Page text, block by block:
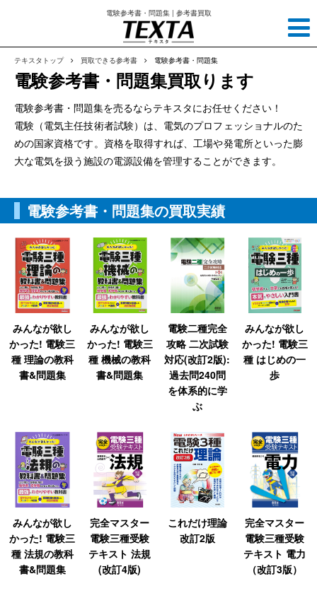
電験参考書・問題集 | 参考書買取
テキスタトップ 買取できる参考書 電験参考書・問題集
電験参考書・問題集買取ります
電験参考書・問題集を売るならテキスタにお任せください！
電験（電気主任技術者試験）は、電気のプロフェッショナルのた
めの国家資格です。資格を取得すれば、工場や発電所といった膨
大な電気を扱う施設の電源設備を管理することができます。
電験参考書・問題集の買取実績
みんなが欲し
かった! 電験三
種 理論の教科
書&問題集
みんなが欲し
かった! 電験三
種 機械の教科
書&問題集
電験二種完全
攻略 二次試験
対応(改訂2版):
過去問240問
を体系的に学
ぶ
みんなが欲し
かった! 電験三
種 はじめの一
歩
みんなが欲し
かった! 電験三
種 法規の教科
書&問題集
完全マスター
電験三種受験
テキスト 法規
(改訂4版)
これだけ理論
改訂2版
完全マスター
電験三種受験
テキスト 電力
（改訂3版）